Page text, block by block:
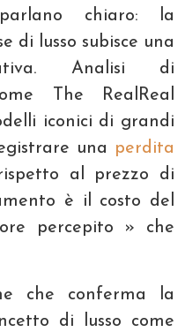
chiaro: la
di lusso subisce una
Analisi di
The RealReal
iconici di grandi
una perdita
al prezzo di
è il costo del
percepito » che
che conferma la
di lusso come